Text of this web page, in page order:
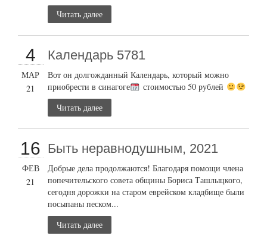
Читать далее
4
МАР
21
Календарь 5781
Вот он долгожданный Календарь, который можно
приобрести в синагоге
стоимостью 50 рублей
Читать далее
16
ФЕВ
21
Быть неравнодушным, 2021
Добрые дела продолжаются! Благодаря помощи члена
попечительского совета общины Бориса Ташлыцкого,
сегодня дорожки на старом еврейском кладбище были
посыпаны песком...
Читать далее